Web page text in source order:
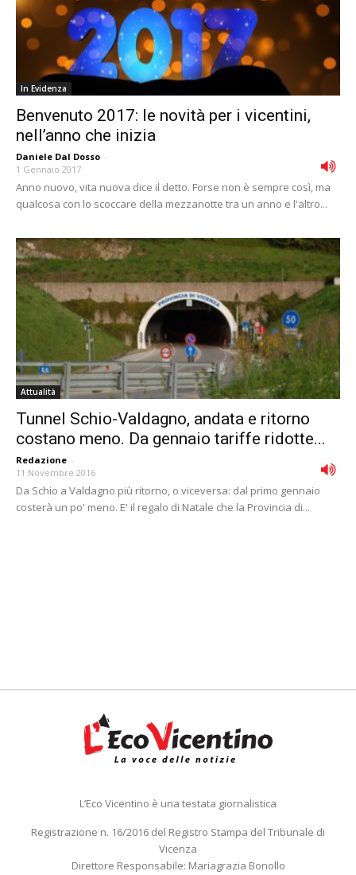
In Evidenza
Benvenuto 2017: le novità per i vicentini,
nell’anno che inizia
Daniele Dal Dosso -
1 Gennaio 2017
Anno nuovo, vita nuova dice il detto. Forse non è sempre così, ma
qualcosa con lo scoccare della mezzanotte tra un anno e l'altro...
Attualità
Tunnel Schio-Valdagno, andata e ritorno
costano meno. Da gennaio tariffe ridotte...
Redazione -
11 Novembre 2016
Da Schio a Valdagno più ritorno, o viceversa: dal primo gennaio
costerà un po' meno. E' il regalo di Natale che la Provincia di...
L’Eco Vicentino è una testata giornalistica
Registrazione n. 16/2016 del Registro Stampa del Tribunale di
Vicenza
Direttore Responsabile: Mariagrazia Bonollo